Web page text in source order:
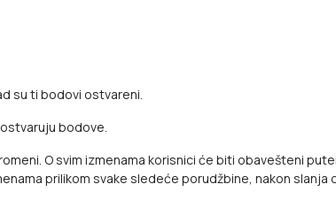
su ti bodovi ostvareni.
bodove.
O svim izmenama korisnici će biti obavešteni
prilikom svake sledeće porudžbine, nakon slanja